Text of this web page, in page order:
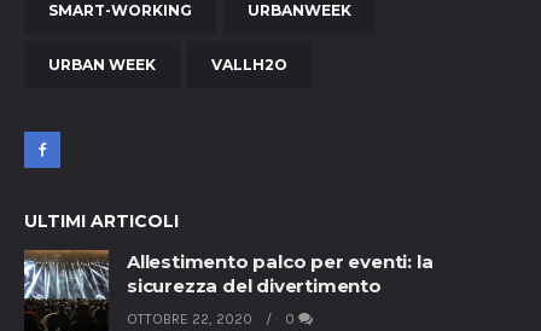
SMART-WORKING URBANWEEK
URBAN WEEK VALLH2O
ULTIMI ARTICOLI
Allestimento palco per eventi: la
sicurezza del divertimento
OTTOBRE 22, 2020 0